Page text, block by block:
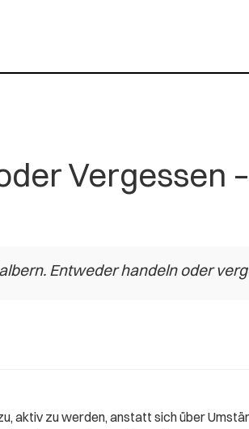
Vergessen
Entweder handeln oder
aktiv zu werden, anstatt sich über